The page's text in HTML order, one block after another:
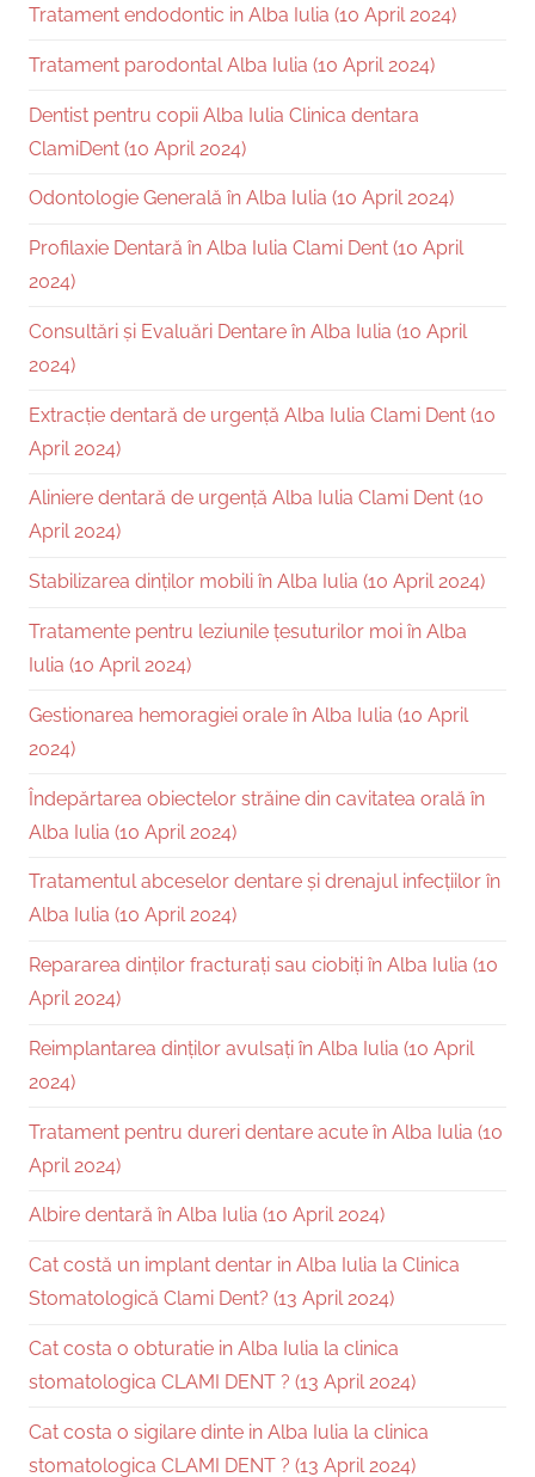
Tratament endodontic in Alba Iulia (10 April 2024)
Tratament parodontal Alba Iulia (10 April 2024)
Dentist pentru copii Alba Iulia Clinica dentara
ClamiDent (10 April 2024)
Odontologie Generală în Alba Iulia (10 April 2024)
Profilaxie Dentară în Alba Iulia Clami Dent (10 April
2024)
Consultări și Evaluări Dentare în Alba Iulia (10 April
2024)
Extracție dentară de urgență Alba Iulia Clami Dent (10
April 2024)
Aliniere dentară de urgență Alba Iulia Clami Dent (10
April 2024)
Stabilizarea dinților mobili în Alba Iulia (10 April 2024)
Tratamente pentru leziunile țesuturilor moi în Alba
Iulia (10 April 2024)
Gestionarea hemoragiei orale în Alba Iulia (10 April
2024)
Îndepărtarea obiectelor străine din cavitatea orală în
Alba Iulia (10 April 2024)
Tratamentul abceselor dentare și drenajul infecțiilor în
Alba Iulia (10 April 2024)
Repararea dinților fracturați sau ciobiți în Alba Iulia (10
April 2024)
Reimplantarea dinților avulsați în Alba Iulia (10 April
2024)
Tratament pentru dureri dentare acute în Alba Iulia (10
April 2024)
Albire dentară în Alba Iulia (10 April 2024)
Cat costă un implant dentar in Alba Iulia la Clinica
Stomatologică Clami Dent? (13 April 2024)
Cat costa o obturatie in Alba Iulia la clinica
stomatologica CLAMI DENT ? (13 April 2024)
Cat costa o sigilare dinte in Alba Iulia la clinica
stomatologica CLAMI DENT ? (13 April 2024)